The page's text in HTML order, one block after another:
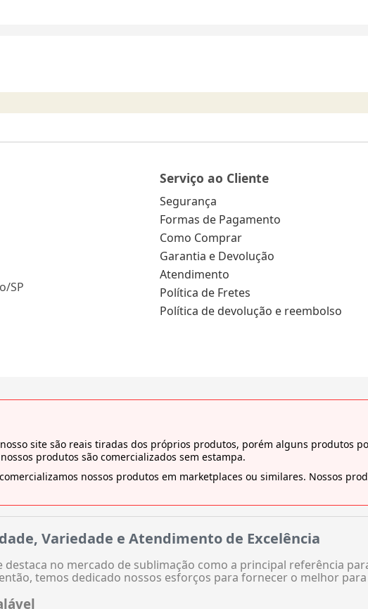
SP
Serviço ao Cliente
Segurança
Formas de Pagamento
Como Comprar
Garantia e Devolução
Atendimento
Política de Fretes
Política de devolução e reembolso
site são reais tiradas dos próprios produtos, porém alguns produtos
produtos são comercializados sem estampa.
nossos produtos em marketplaces ou similares. Nossos
Variedade e Atendimento de Excelência
destaca no mercado de sublimação como a principal referência
temos dedicado nossos esforços para fornecer o melhor